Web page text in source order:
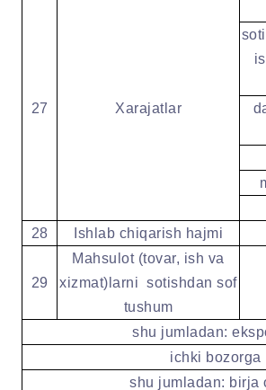
27 Xarajatlar
28
Ishlab chiqarish hajmi
29
Mahsulot (tovar, ish va
xizmat)larni
sotishdan sof
tushum
shu jumladan:
ichki bozorga
shu jumladan: birja